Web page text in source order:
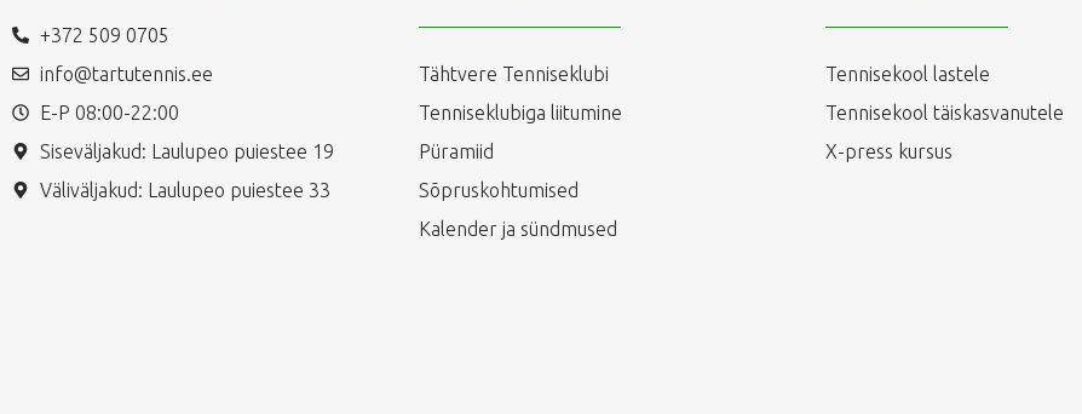
+372 509 0705
info@tartutennis.ee
E-P 08:00-22:00
Siseväljakud: Laulupeo puiestee 19
Väliväljakud: Laulupeo puiestee 33
Tähtvere Tenniseklubi
Tenniseklubiga liitumine
Püramiid
Sõpruskohtumised
Kalender ja sündmused
Tennisekool lastele
Tennisekool täiskasvanutele
X-press kursus